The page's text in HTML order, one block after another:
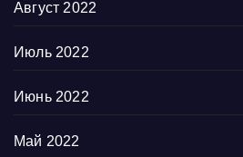
Август 2022
Июль 2022
Июнь 2022
Май 2022